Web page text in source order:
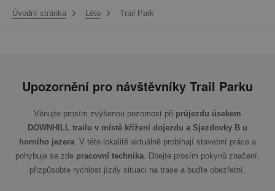
Úvodní stránka Léto Trail Park
Upozornění pro návštěvníky Trail Parku
Věnujte prosím zvýšenou pozornost při průjezdu úsekem
DOWNHILL trailu v místě křížení dojezdu a Sjezdovky B u
horního jezera. V této lokalitě aktuálně probíhají stavební práce a
pohybuje se zde pracovní technika. Dbejte prosím pokynů značení,
přizpůsobte rychlost jízdy situaci na trase a buďte obezřetní.